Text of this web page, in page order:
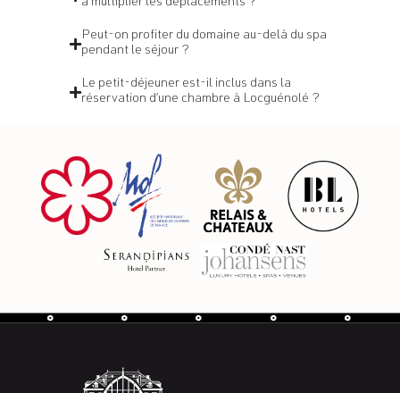
à multiplier les déplacements ?
Peut-on profiter du domaine au-delà du spa
pendant le séjour ?
Le petit-déjeuner est-il inclus dans la
réservation d’une chambre à Locguénolé ?